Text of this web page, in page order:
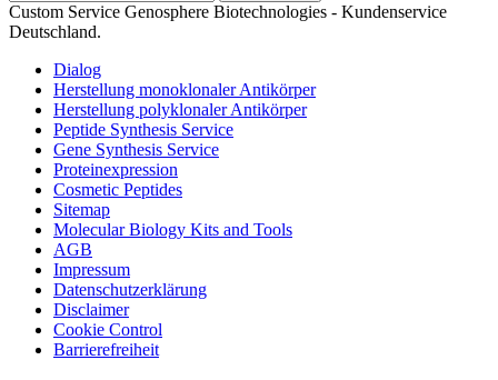
Custom Service Genosphere Biotechnologies - Kundenservice
Deutschland.
Dialog
Herstellung monoklonaler Antikörper
Herstellung polyklonaler Antikörper
Peptide Synthesis Service
Gene Synthesis Service
Proteinexpression
Cosmetic Peptides
Sitemap
Molecular Biology Kits and Tools
AGB
Impressum
Datenschutzerklärung
Disclaimer
Cookie Control
Barrierefreiheit